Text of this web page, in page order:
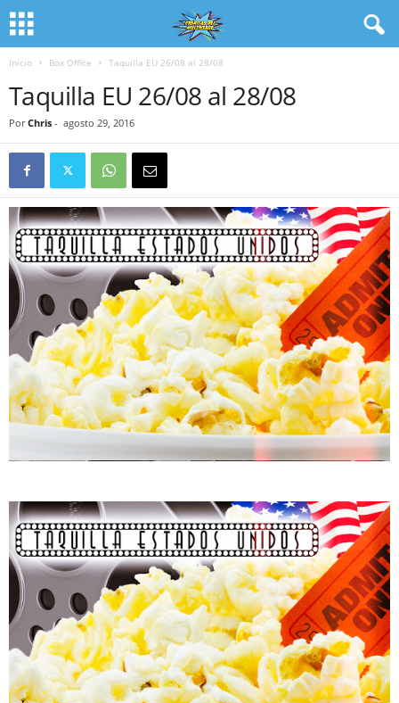
Inicio Box Office Taquilla EU 26/08 al 28/08
Taquilla EU 26/08 al 28/08
Por Chris - agosto 29, 2016